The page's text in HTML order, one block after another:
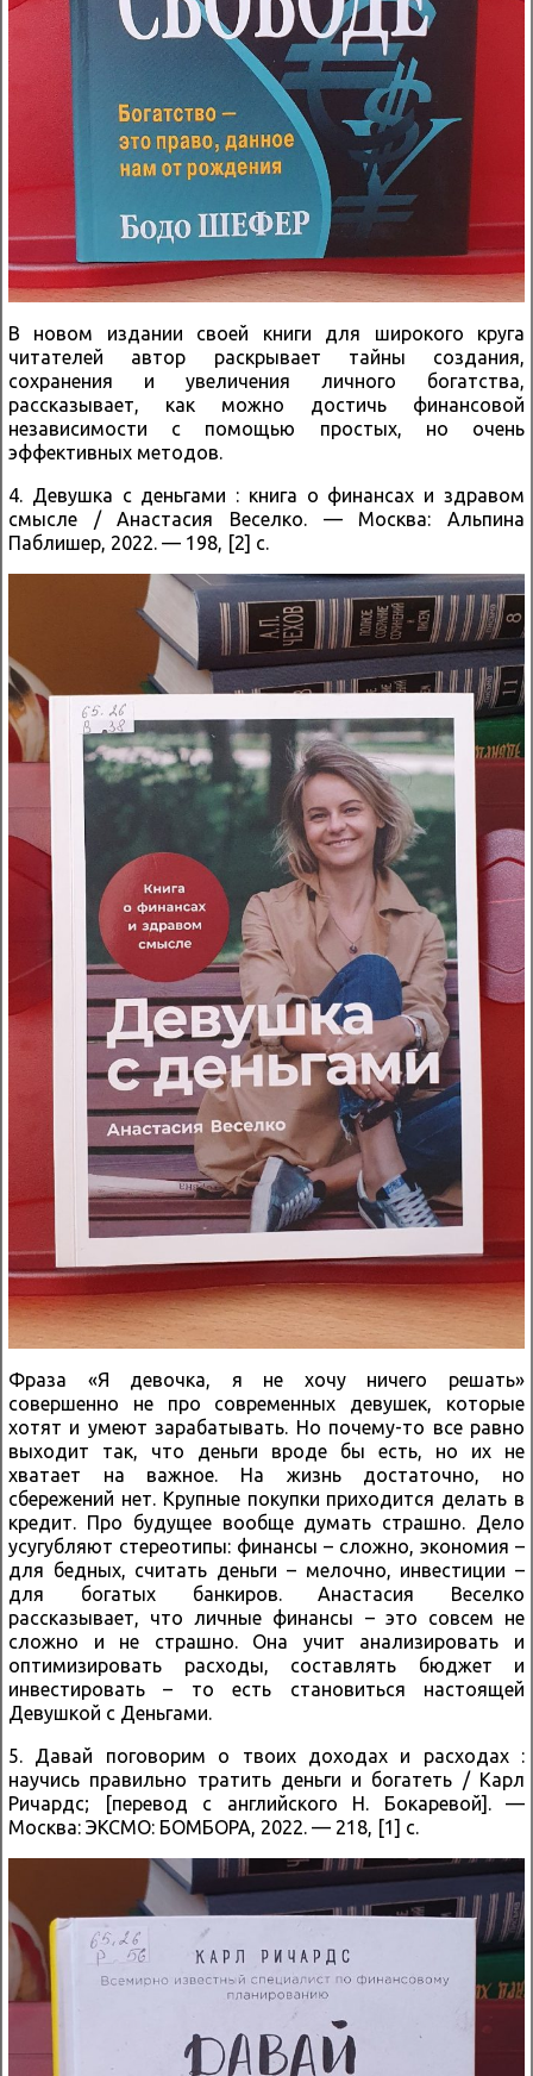
В новом издании своей книги для широкого круга
читателей автор раскрывает тайны создания,
сохранения и увеличения личного богатства,
рассказывает, как можно достичь финансовой
независимости с помощью простых, но очень
эффективных методов.
4. Девушка с деньгами : книга о финансах и здравом
смысле / Анастасия Веселко. — Москва: Альпина
Паблишер, 2022. — 198, [2] с.
Фраза «Я девочка, я не хочу ничего решать»
совершенно не про современных девушек, которые
хотят и умеют зарабатывать. Но почему-то все равно
выходит так, что деньги вроде бы есть, но их не
хватает на важное. На жизнь достаточно, но
сбережений нет. Крупные покупки приходится делать в
кредит. Про будущее вообще думать страшно. Дело
усугубляют стереотипы: финансы – сложно, экономия –
для бедных, считать деньги – мелочно, инвестиции –
для богатых банкиров. Анастасия Веселко
рассказывает, что личные финансы – это совсем не
сложно и не страшно. Она учит анализировать и
оптимизировать расходы, составлять бюджет и
инвестировать – то есть становиться настоящей
Девушкой с Деньгами.
5. Давай поговорим о твоих доходах и расходах :
научись правильно тратить деньги и богатеть / Карл
Ричардс; [перевод с английского Н. Бокаревой]. —
Москва: ЭКСМО: БОМБОРА, 2022. — 218, [1] с.